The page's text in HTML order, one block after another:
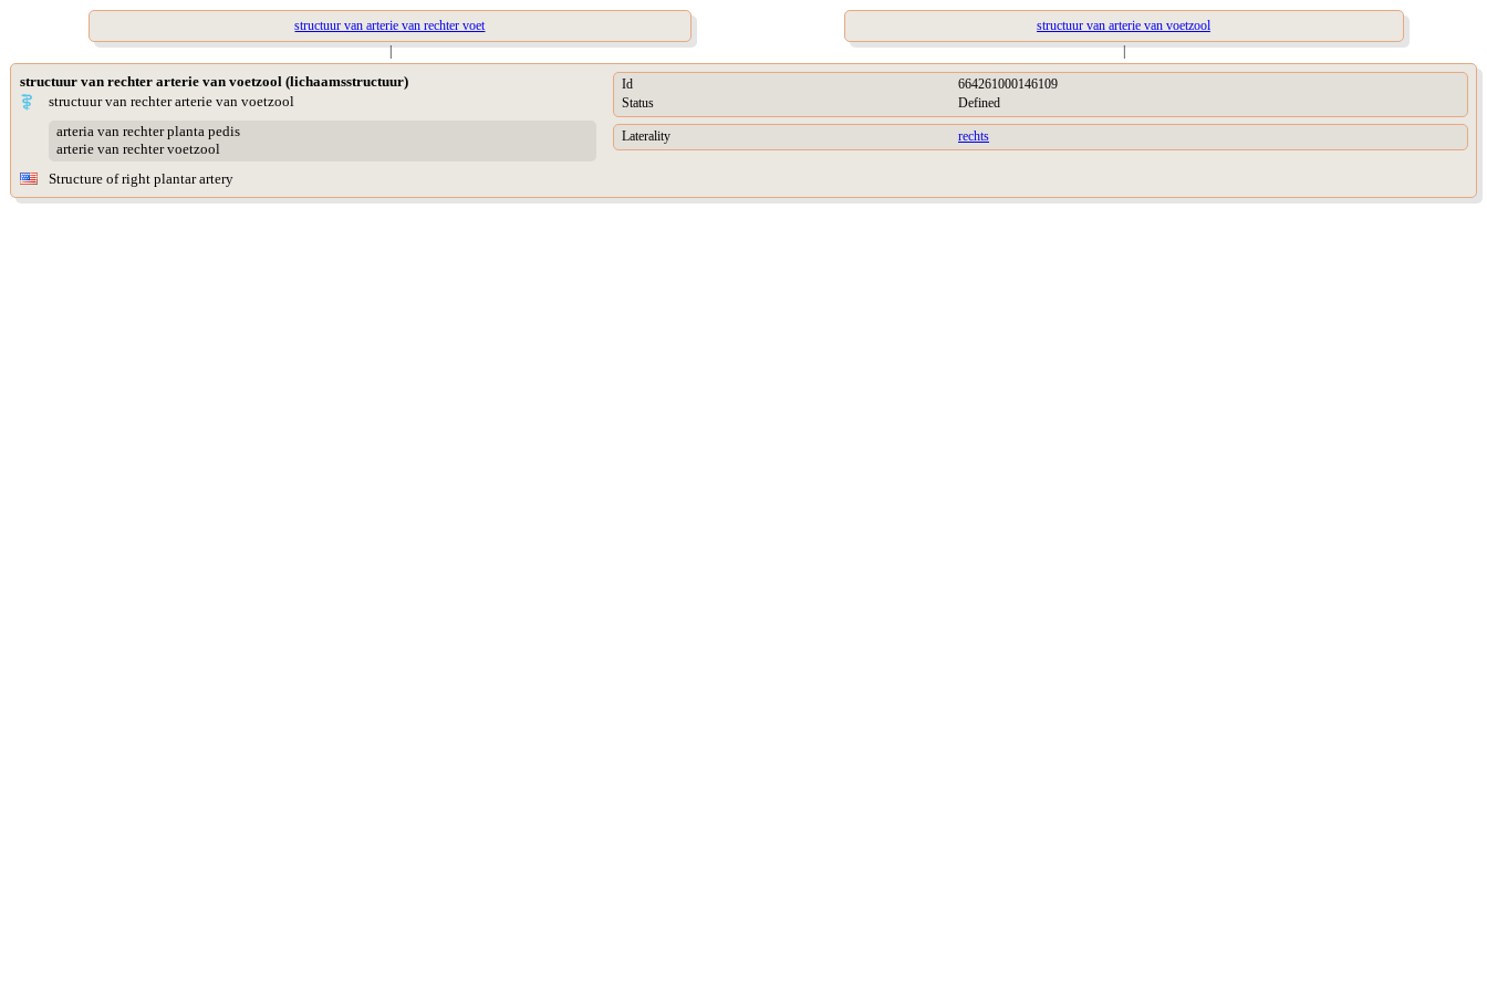
structuur van arterie van rechter voet
structuur van arterie van voetzool
|
|
structuur van rechter arterie van voetzool (lichaamsstructuur)
structuur van rechter arterie van voetzool
arteria van rechter planta pedis
arterie van rechter voetzool
Structure of right plantar artery
Id
664261000146109
Status
Defined
Laterality rechts